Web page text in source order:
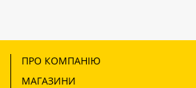
ПРО КОМПАНІЮ
МАГАЗИНИ